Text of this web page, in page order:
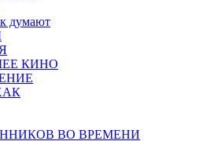
думают
КИНО
ВО ВРЕМЕНИ